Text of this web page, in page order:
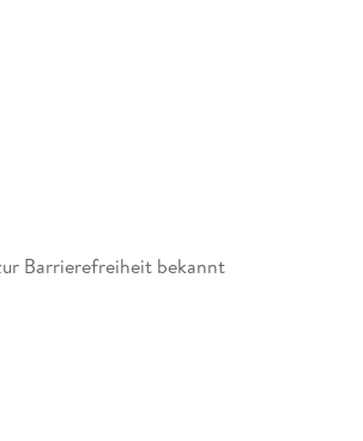
Barrierefreiheit bekannt